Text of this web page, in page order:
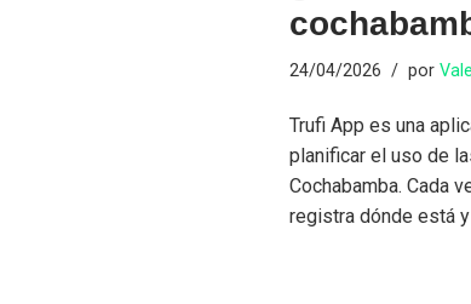
24/04/2026 por
Trufi App es una
planificar el uso de
Cochabamba. Cada
registra dónde está